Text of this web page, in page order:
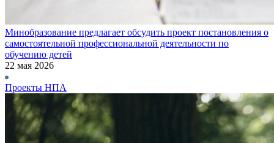
Минобразование предлагает обсудить проект постановления о
самостоятельной профессиональной деятельности по
обучению детей
22 мая 2026
Проекты НПА